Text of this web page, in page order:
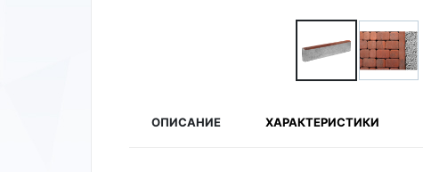
ОПИСАНИЕ ХАРАКТЕРИСТИКИ